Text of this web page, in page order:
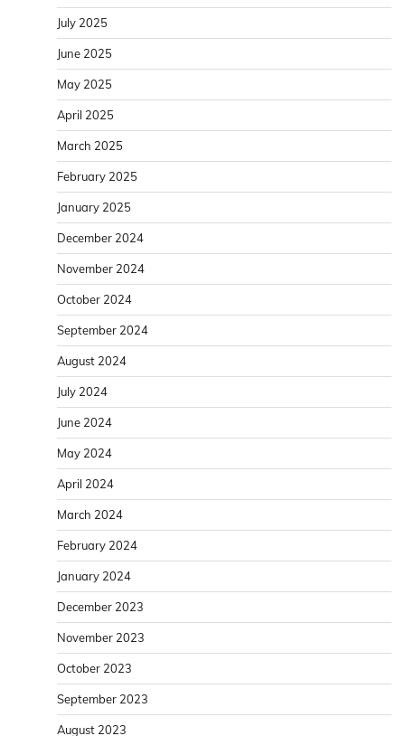
July 2025
June 2025
May 2025
April 2025
March 2025
February 2025
January 2025
December 2024
November 2024
October 2024
September 2024
August 2024
July 2024
June 2024
May 2024
April 2024
March 2024
February 2024
January 2024
December 2023
November 2023
October 2023
September 2023
August 2023